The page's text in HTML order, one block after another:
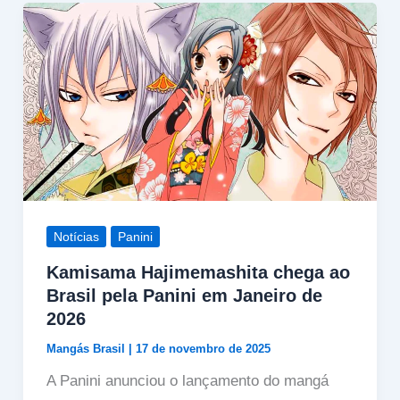
Notícias Panini
Kamisama Hajimemashita chega ao
Brasil pela Panini em Janeiro de
2026
Mangás Brasil 17 de novembro de 2025
A Panini anunciou o lançamento do mangá